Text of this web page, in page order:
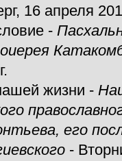
16 апреля
-
жизни -
его
-